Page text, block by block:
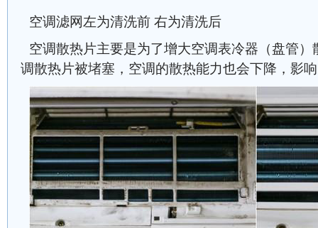
空调滤网左为清洗前 右为清洗后
空调散热片主要是为了增大空调表冷器（盘管
调散热片被堵塞，空调的散热能力也会下降，影